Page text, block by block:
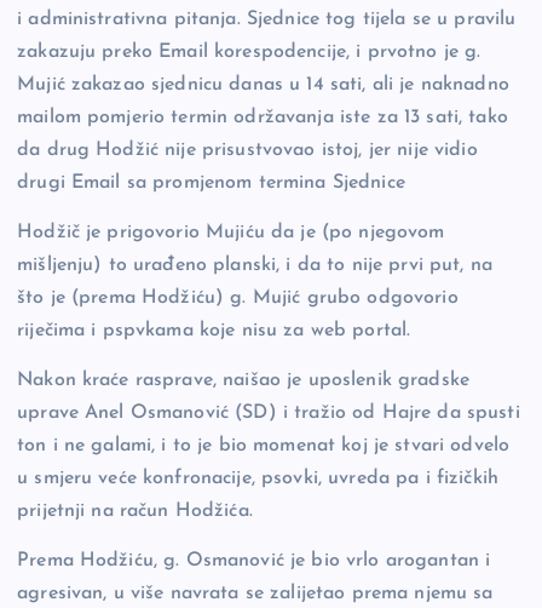
i administrativna pitanja. Sjednice tog tijela se u pravilu
zakazuju preko Email korespodencije, i prvotno je g.
Mujić zakazao sjednicu danas u 14 sati, ali je naknadno
mailom pomjerio termin održavanja iste za 13 sati, tako
da drug Hodžić nije prisustvovao istoj, jer nije vidio
drugi Email sa promjenom termina Sjednice
Hodžič je prigovorio Mujiću da je (po njegovom
mišljenju) to urađeno planski, i da to nije prvi put, na
što je (prema Hodžiću) g. Mujić grubo odgovorio
riječima i pspvkama koje nisu za web portal.
Nakon kraće rasprave, naišao je uposlenik gradske
uprave Anel Osmanović (SD) i tražio od Hajre da spusti
ton i ne galami, i to je bio momenat koj je stvari odvelo
u smjeru veće konfronacije, psovki, uvreda pa i fizičkih
prijetnji na račun Hodžića.
Prema Hodžiću, g. Osmanović je bio vrlo arogantan i
agresivan, u više navrata se zalijetao prema njemu sa